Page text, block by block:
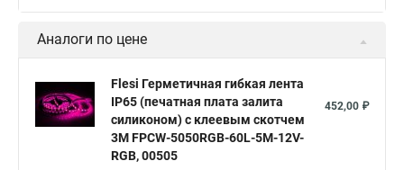
Аналоги по цене
Flesi Герметичная гибкая лента
IP65 (печатная плата залита
силиконом) с клеевым скотчем
3М FPCW-5050RGB-60L-5M-12V-
RGB, 00505
452,00 ₽